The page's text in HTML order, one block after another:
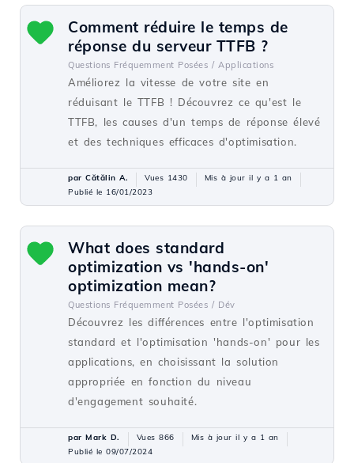
Comment réduire le temps de
réponse du serveur TTFB ?
Questions Fréquemment Posées / Applications
Améliorez la vitesse de votre site en
réduisant le TTFB ! Découvrez ce qu'est le
TTFB, les causes d'un temps de réponse élevé
et des techniques efficaces d'optimisation.
par Cătălin A. Vues 1430
Mis à jour il y a 1 an
Publié le 16/01/2023
What does standard
optimization vs 'hands-on'
optimization mean?
Questions Fréquemment Posées / Dév
Découvrez les différences entre l'optimisation
standard et l'optimisation 'hands-on' pour les
applications, en choisissant la solution
appropriée en fonction du niveau
d'engagement souhaité.
par Mark D. Vues 866
Mis à jour il y a 1 an
Publié le 09/07/2024